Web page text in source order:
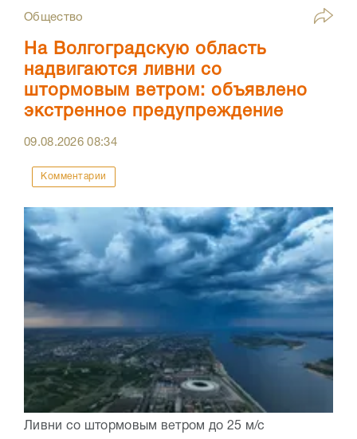
Общество
На Волгоградскую область
надвигаются ливни со
штормовым ветром: объявлено
экстренное предупреждение
09.08.202608:34
Комментарии
Ливни со штормовым ветром до 25 м/с